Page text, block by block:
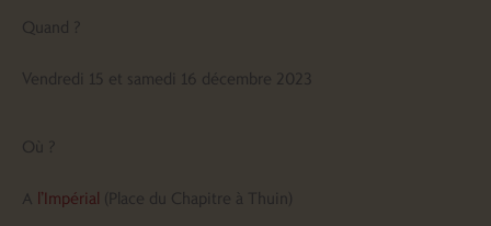
Quand ?
Vendredi 15 et samedi 16 décembre 2023
Où ?
A l’Impérial (Place du Chapitre à Thuin)